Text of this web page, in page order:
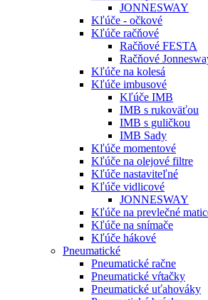
JONNESWAY
Kľúče - očkové
Kľúče račňové
Račňové FESTA
Račňové
Kľúče na kolesá
Kľúče imbusové
Kľúče IMB
IMB s rukoväťou
IMB s guličkou
IMB Sady
Kľúče momentové
Kľúče na olejové filtre
Kľúče nastaviteľné
Kľúče vidlicové
JONNESWAY
Kľúče na prevlečné
Kľúče na snímače
Kľúče hákové
Pneumatické
Pneumatické račne
Pneumatické vŕtačky
Pneumatické uťahováky